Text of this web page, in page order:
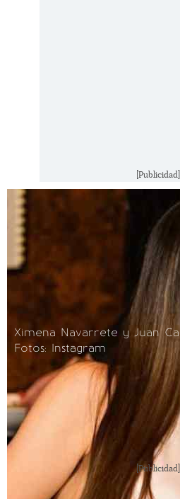
[Publicidad]
Ximena Navarrete y Juan
Fotos: Instagram
[Publicidad]